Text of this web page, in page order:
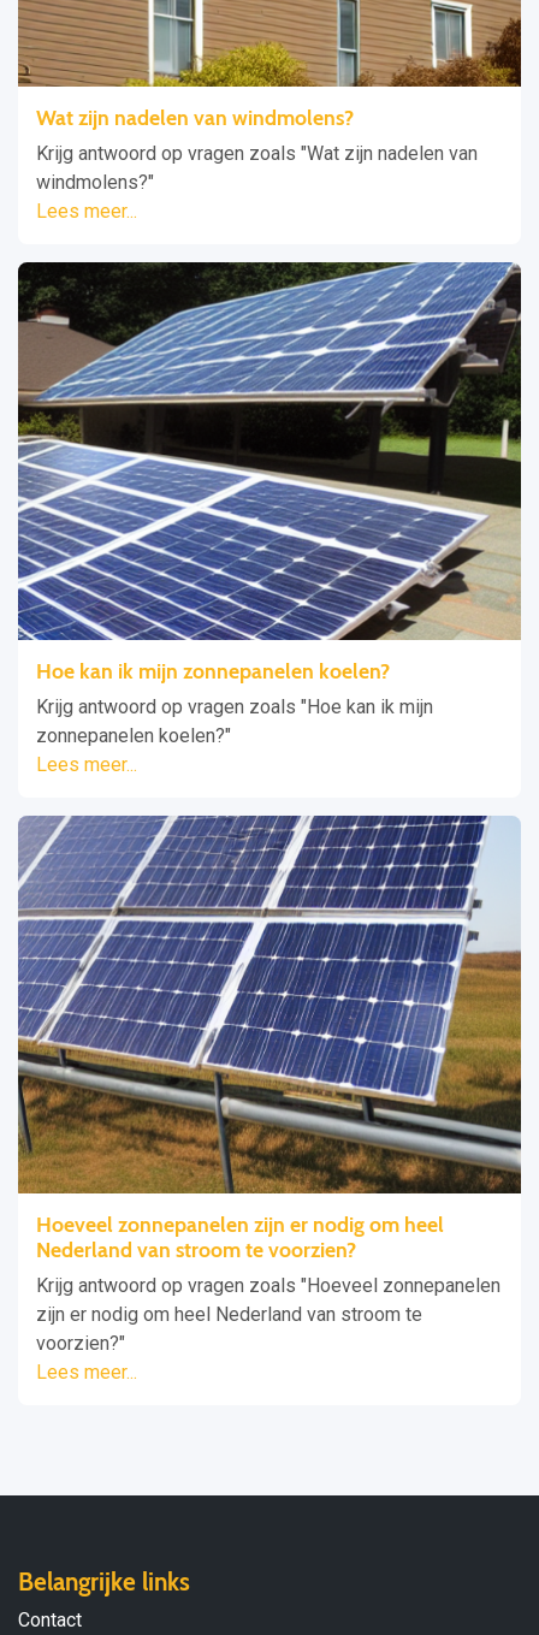
Wat zijn nadelen van windmolens?
Krijg antwoord op vragen zoals "Wat zijn nadelen van
windmolens?"
Lees meer...
Hoe kan ik mijn zonnepanelen koelen?
Krijg antwoord op vragen zoals "Hoe kan ik mijn
zonnepanelen koelen?"
Lees meer...
Hoeveel zonnepanelen zijn er nodig om heel
Nederland van stroom te voorzien?
Krijg antwoord op vragen zoals "Hoeveel zonnepanelen
zijn er nodig om heel Nederland van stroom te
voorzien?"
Lees meer...
Belangrijke links
Contact